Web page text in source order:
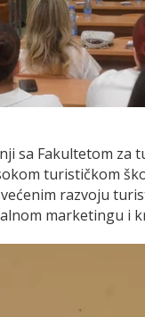
sa Fakultetom
turističkom
razvoju
marketingu i